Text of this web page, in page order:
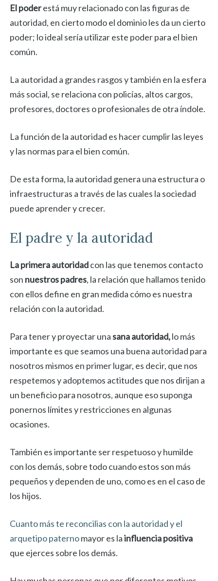
El poderestá muy relacionado con las figuras de
autoridad, en cierto modo el dominio les da un cierto
poder; lo ideal sería utilizar este poder para el bien
común.
La autoridad a grandes rasgos y también en la esfera
más social, se relaciona con policías, altos cargos,
profesores, doctores o profesionales de otra índole.
La función de la autoridad es hacer cumplir las leyes
y las normas para el bien común.
De esta forma, la autoridad genera una estructura o
infraestructuras a través de las cuales la sociedad
puede aprender y crecer.
El padre y la autoridad
La primera autoridadcon las que tenemos contacto
son nuestros padres, la relación que hallamos tenido
con ellos define en gran medida cómo es nuestra
relación con la autoridad.
Para tener y proyectar unasana autoridad,lo más
importante es que seamos una buena autoridad para
nosotros mismos en primer lugar, es decir, que nos
respetemos y adoptemos actitudes que nos dirijan a
un beneficio para nosotros, aunque eso suponga
ponernos límites y restricciones en algunas
ocasiones.
También es importante ser respetuoso y humilde
con los demás, sobre todo cuando estos son más
pequeños y dependen de uno, como es en el caso de
los hijos.
Cuanto más te reconcilias con la autoridad y el
arquetipo paternomayor es lainfluencia positiva
que ejerces sobre los demás.